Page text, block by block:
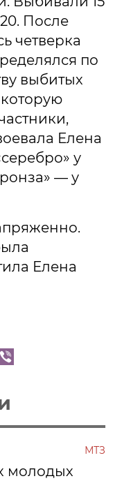
После
четверка
по
выбитых
Елена
у
— у
Елена
МТЗ
молодых